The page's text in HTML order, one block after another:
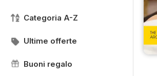
Categoria A-Z
Ultime offerte
Buoni regalo